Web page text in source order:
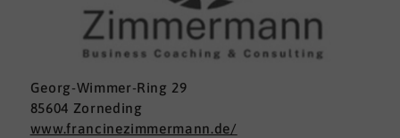
Georg-Wimmer-Ring 29
85604 Zorneding
www.francinezimmermann.de/